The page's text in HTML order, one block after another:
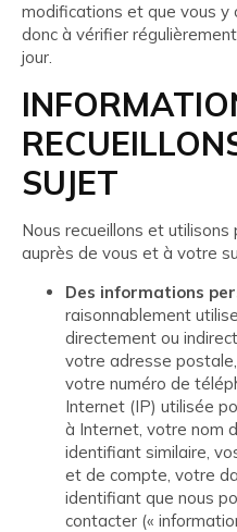
modifications et que vous y
donc à vérifier
jour.
SUJET
Nous recueillons et
auprès de vous et à votre
Des informations
raisonnablement
directement ou
votre adresse
votre numéro de
Internet (IP) utilisée
à Internet, votre nom
identifiant similaire,
et de compte, votre
identifiant que nous
contacter («